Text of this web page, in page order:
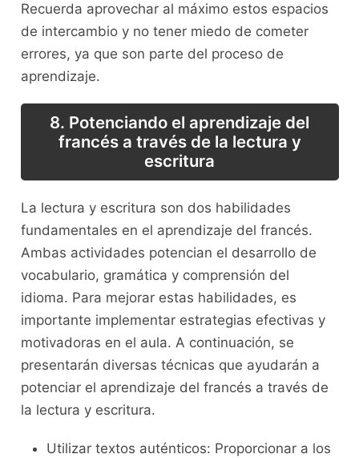
Recuerda aprovechar al máximo estos espacios
de intercambio y no tener miedo de‍ cometer
errores, ya⁢ que son parte del proceso de
aprendizaje.
8. Potenciando el aprendizaje del
francés a través de la lectura y
⁣escritura
La lectura y escritura son dos habilidades
fundamentales en el aprendizaje del francés.⁢
Ambas actividades potencian ⁢el desarrollo de
‌vocabulario, gramática y comprensión del
idioma. Para mejorar estas⁣ habilidades, es
importante⁢ implementar estrategias efectivas y
motivadoras en el aula. A continuación, se
⁤presentarán⁢ diversas técnicas que ayudarán a
potenciar⁣ el aprendizaje ⁢del francés ⁣a través de
⁤la​ lectura y escritura.
Utilizar ⁢textos auténticos: Proporcionar a los